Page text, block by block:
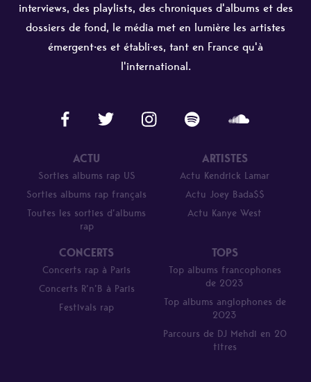
interviews, des playlists, des chroniques d'albums et des
dossiers de fond, le média met en lumière les artistes
émergent·es et établi·es, tant en France qu'à
l'international.
ACTU
Sorties albums rap US
Sorties albums rap français
Toutes les sorties d’albums
rap
ARTISTES
Actu Kendrick Lamar
Actu Joey Bada$$
Actu Kanye West
CONCERTS
Concerts rap à Paris
Concerts R’n’B à Paris
Festivals rap
TOPS
Top albums francophones
de 2023
Top albums anglophones de
2023
Parcours de DJ Mehdi en 20
titres